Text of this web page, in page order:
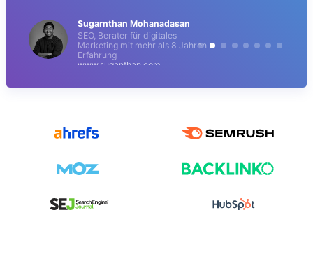
Sugarnthan Mohanadasan
SEO, Berater für digitales
Marketing mit mehr als 8 Jahren
Erfahrung
www.suganthan.com